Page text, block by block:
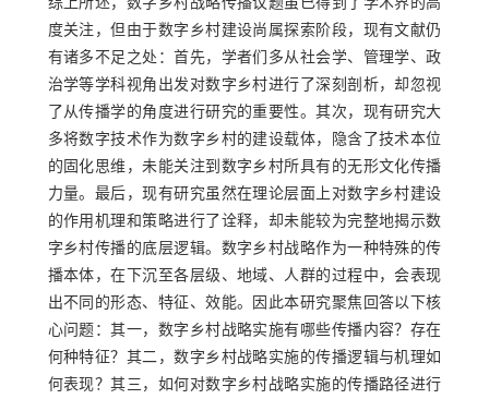
综上所述，数字乡村战略传播议题虽已得到了学术界的高
度关注，但由于数字乡村建设尚属探索阶段，现有文献仍
有诸多不足之处：首先，学者们多从社会学、管理学、政
治学等学科视角出发对数字乡村进行了深刻剖析，却忽视
了从传播学的角度进行研究的重要性。其次，现有研究大
多将数字技术作为数字乡村的建设载体，隐含了技术本位
的固化思维，未能关注到数字乡村所具有的无形文化传播
力量。最后，现有研究虽然在理论层面上对数字乡村建设
的作用机理和策略进行了诠释，却未能较为完整地揭示数
字乡村传播的底层逻辑。数字乡村战略作为一种特殊的传
播本体，在下沉至各层级、地域、人群的过程中，会表现
出不同的形态、特征、效能。因此本研究聚焦回答以下核
心问题：其一，数字乡村战略实施有哪些传播内容？存在
何种特征？其二，数字乡村战略实施的传播逻辑与机理如
何表现？其三，如何对数字乡村战略实施的传播路径进行